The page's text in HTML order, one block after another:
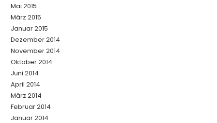
Mai 2015
März 2015
Januar 2015
Dezember 2014
November 2014
Oktober 2014
Juni 2014
April 2014
März 2014
Februar 2014
Januar 2014